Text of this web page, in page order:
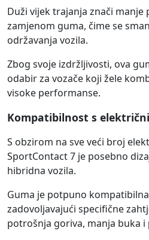
Duži vijek trajanja znači manje
zamjenom guma, čime se
održavanja vozila.
Zbog svoje izdržljivosti, ova
odabir za vozače koji žele
visoke performanse.
Kompatibilnost s
S obzirom na sve veći broj
SportContact 7 je posebno
hibridna vozila.
Guma je potpuno kompatibilna
zadovoljavajući specifične
potrošnja goriva, manja buka i